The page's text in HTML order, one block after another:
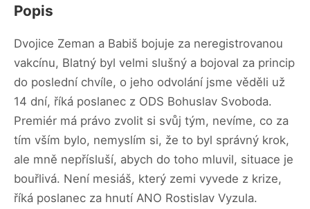
Popis
Dvojice Zeman a Babiš bojuje za neregistrovanou
vakcínu, Blatný byl velmi slušný a bojoval za princip
do poslední chvíle, o jeho odvolání jsme věděli už
14 dní, říká poslanec z ODS Bohuslav Svoboda.
Premiér má právo zvolit si svůj tým, nevíme, co za
tím vším bylo, nemyslím si, že to byl správný krok,
ale mně nepřísluší, abych do toho mluvil, situace je
bouřlivá. Není mesiáš, který zemi vyvede z krize,
říká poslanec za hnutí ANO Rostislav Vyzula.